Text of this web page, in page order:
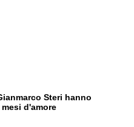
Steri hanno
d'amore